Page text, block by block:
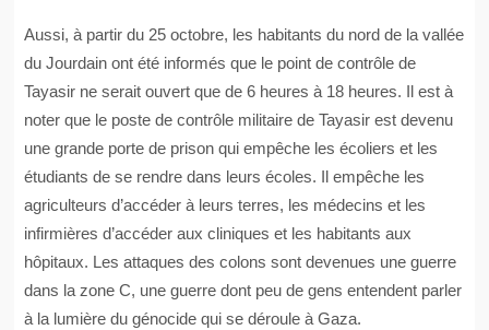
Aussi, à partir du 25 octobre, les habitants du nord de la vallée
du Jourdain ont été informés que le point de contrôle de
Tayasir ne serait ouvert que de 6 heures à 18 heures. Il est à
noter que le poste de contrôle militaire de Tayasir est devenu
une grande porte de prison qui empêche les écoliers et les
étudiants de se rendre dans leurs écoles. Il empêche les
agriculteurs d’accéder à leurs terres, les médecins et les
infirmières d’accéder aux cliniques et les habitants aux
hôpitaux. Les attaques des colons sont devenues une guerre
dans la zone C, une guerre dont peu de gens entendent parler
à la lumière du génocide qui se déroule à Gaza.